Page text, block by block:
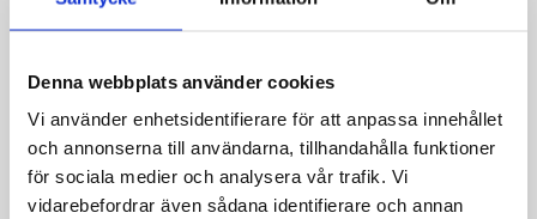
Denna webbplats använder cookies
Vi använder enhetsidentifierare för att anpassa innehållet
och annonserna till användarna, tillhandahålla funktioner
för sociala medier och analysera vår trafik. Vi
vidarebefordrar även sådana identifierare och annan
Telefon
Nachricht*